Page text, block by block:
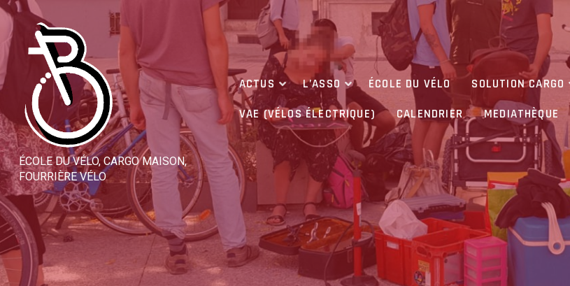
Skip
content
ÉCOLE DU VÉLO, CARGO MAISON,
FOURRIÈRE VÉLO
ACTUS L’ASSO ÉCOLE DU VÉLO SOLUTION CARGO
VAE (VÉLOS ÉLECTRIQUE)
CALENDRIER MEDIATHÈQUE